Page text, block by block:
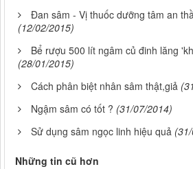
Đan sâm - Vị thuốc dưỡng tâm an
(12/02/2015)
Bể rượu 500 lít ngâm củ đinh lăng
(28/01/2015)
Cách phân biệt nhân sâm thật,giả
Ngậm sâm có tốt ? (31/07/2014)
Sử dụng sâm ngọc linh hiệu quả
Những tin cũ hơn